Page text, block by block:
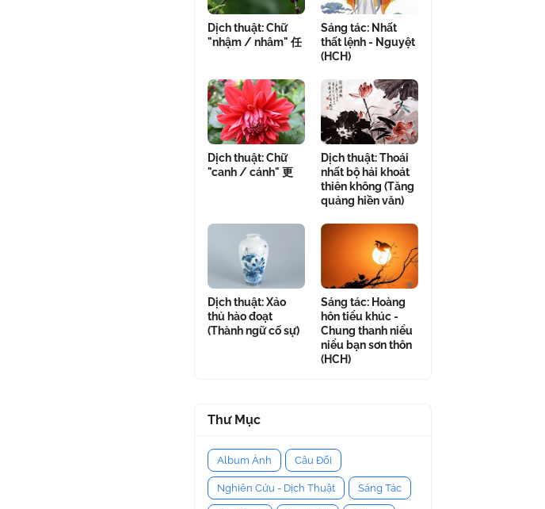
Dịch thuật: Chữ
"nhậm / nhâm" 任
Sáng tác: Nhất
thất lệnh - Nguyệt
(HCH)
Dịch thuật: Chữ
"canh / cánh" 更
Dịch thuật: Thoái
nhất bộ hải khoát
thiên không (Tăng
quảng hiền văn)
Dịch thuật: Xảo
thủ hào đoạt
(Thành ngữ cố sự)
Sáng tác: Hoàng
hôn tiểu khúc -
Chung thanh niểu
niểu bạn sơn thôn
(HCH)
Thư Mục
Album Ảnh Câu Đối
Nghiên Cứu - Dịch Thuật Sáng Tác